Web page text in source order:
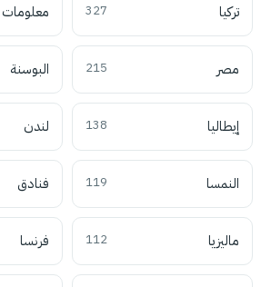
تركيا 327
مصر 215 البوسنة
إيطاليا 138 لندن
النمسا 119 فنادق
ماليزيا 112 فرنسا